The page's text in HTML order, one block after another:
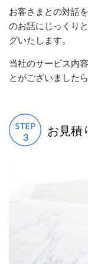
お客さまとの対話
のお話にじっくり
グいたします。
当社のサービス内
とがございました
お見積